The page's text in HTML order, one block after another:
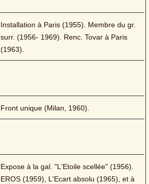
Installation à Paris (1955). Membre du gr.
surr. (1956- 1969). Renc. Tovar à Paris
(1963).
Front unique (Milan, 1960).
Expose à la gal. "L'Etoile scellée" (1956).
EROS (1959), L'Ecart absolu (1965), et à